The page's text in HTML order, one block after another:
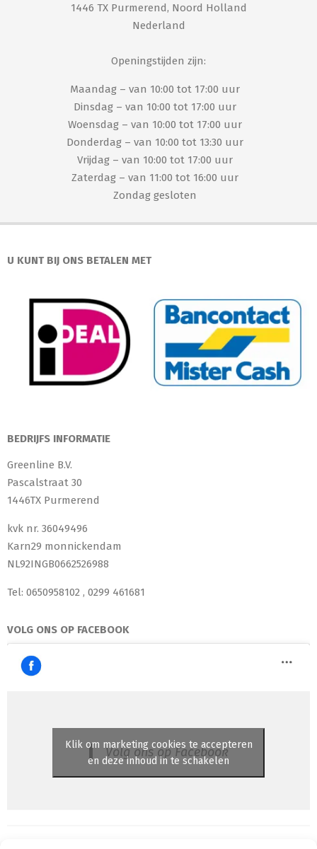
1446 TX Purmerend, Noord Holland
Nederland
Openingstijden zijn:
Maandag – van 10:00 tot 17:00 uur
Dinsdag – van 10:00 tot 17:00 uur
Woensdag – van 10:00 tot 17:00 uur
Donderdag – van 10:00 tot 13:30 uur
Vrijdag – van 10:00 tot 17:00 uur
Zaterdag – van 11:00 tot 16:00 uur
Zondag gesloten
U KUNT BIJ ONS BETALEN MET
BEDRIJFS INFORMATIE
Greenline B.V.
Pascalstraat 30
1446TX Purmerend
kvk nr. 36049496
Karn29 monnickendam
NL92INGB0662526988
Tel: 0650958102 , 0299 461681
VOLG ONS OP FACEBOOK
Volg ons op Facebook
Klik om marketing cookies te accepteren
en deze inhoud in te schakelen